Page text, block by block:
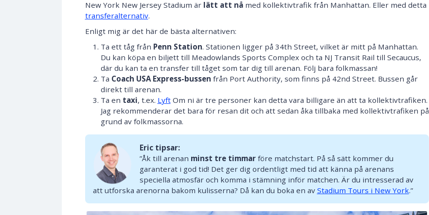
New York New Jersey Stadium är lätt att nåmed kollektivtrafik från Manhattan. Eller med detta
transferalternativ.
Enligt mig är det här de bästa alternativen:
Ta ett tåg från Penn Station. Stationen ligger på 34th Street, vilket är mitt på Manhattan.
Du kan köpa en biljett till Meadowlands Sports Complex och ta NJ Transit Rail till Secaucus,
där du kan ta en transfer till tåget som tar dig till arenan. Följ bara folkmassan!
Ta Coach USA Express-bussen från Port Authority, som finns på 42nd Street. Bussen går
direkt till arenan.
Ta en taxi, t.ex. LyftOm ni är tre personer kan detta vara billigare än att ta kollektivtrafiken.
Jag rekommenderar det bara för resan dit och att sedan åka tillbaka med kollektivtrafiken på
grund av folkmassorna.
Eric tipsar:
”Åk till arenan minst tre timmarföre matchstart. På så sätt kommer du
garanterat i god tid! Det ger dig ordentligt med tid att känna på arenans
speciella atmosfär och komma i stämning inför matchen. Är du intresserad av
att utforska arenorna bakom kulisserna? Då kan du boka en av Stadium Tours i New York.”